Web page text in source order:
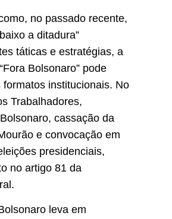
no passado recente,
a ditadura”
táticas e estratégias, a
Bolsonaro” pode
institucionais. No
Trabalhadores,
cassação da
e convocação em
presidenciais,
no artigo 81 da
leva em